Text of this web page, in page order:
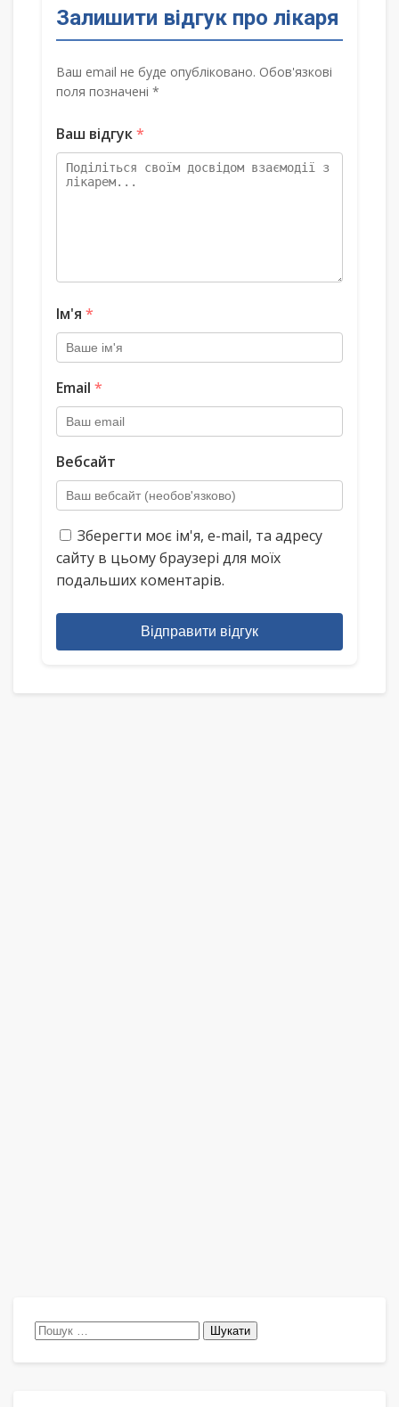
Залишити відгук про лікаря
Ваш email не буде опубліковано. Обов'язкові
поля позначені *
Ваш відгук*
Ім'я *
Email *
Вебсайт
Зберегти моє ім'я, e-mail, та адресу
сайту в цьому браузері для моїх
подальших коментарів.
Відправити відгук
Пошук: